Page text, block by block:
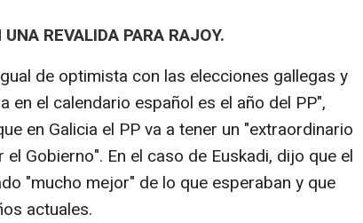
REVALIDA PARA RAJOY.
de optimista con las elecciones gallegas y
en el calendario español es el año del PP",
en Galicia el PP va a tener un "extraordinario
Gobierno". En el caso de Euskadi, dijo que el
"mucho mejor" de lo que esperaban y que
actuales.